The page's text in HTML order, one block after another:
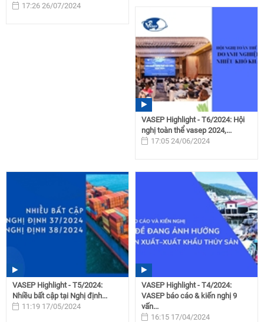
17:26 26/07/2024
VASEP Highlight - T6/2024: Hội
nghị toàn thể vasep 2024,...
17:05 24/06/2024
VASEP Highlight - T5/2024:
Nhiều bất cập tại Nghị định...
11:19 17/05/2024
VASEP Highlight - T4/2024:
VASEP báo cáo & kiến nghị 9
vấn...
16:15 17/04/2024